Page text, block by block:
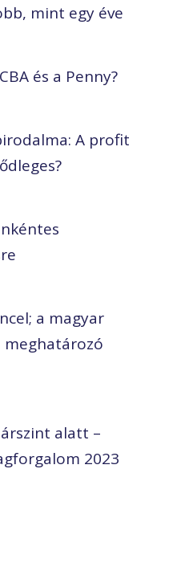
mint egy éve
és a Penny?
A profit
a magyar
meghatározó
alatt –
2023